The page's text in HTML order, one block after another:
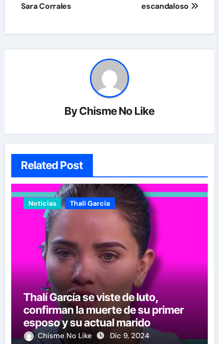
Sara Corrales
escandaloso
ByChisme No Like
Related Post
Noticias Thalí García
Thalí García se viste de luto,
confirman la muerte de su primer
esposo y su actual marido
reacciona a la noticia
Chisme No Like Dic 9, 2024